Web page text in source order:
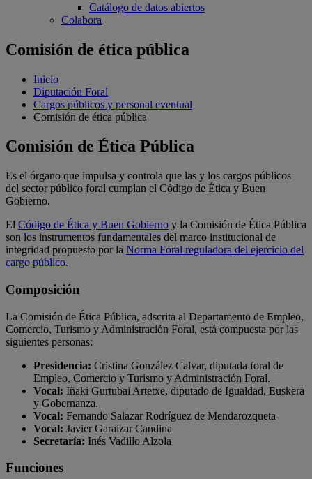
Catálogo de datos abiertos
Colabora
Comisión de ética pública
Inicio
Diputación Foral
Cargos públicos y personal eventual
Comisión de ética pública
Comisión de Ética Pública
Es el órgano que impulsa y controla que las y los cargos públicos
del sector público foral cumplan el Código de Ética y Buen
Gobierno.
El Código de Ética y Buen Gobierno y la Comisión de Ética Pública
son los instrumentos fundamentales del marco institucional de
integridad propuesto por la Norma Foral reguladora del ejercicio del
cargo público.
Composición
La Comisión de Ética Pública, adscrita al Departamento de Empleo,
Comercio, Turismo y Administración Foral, está compuesta por las
siguientes personas:
Presidencia: Cristina González Calvar, diputada foral de
Empleo, Comercio y Turismo y Administración Foral.
Vocal: Iñaki Gurtubai Artetxe, diputado de Igualdad, Euskera
y Gobernanza.
Vocal: Fernando Salazar Rodríguez de Mendarozqueta
Vocal: Javier Garaizar Candina
Secretaría: Inés Vadillo Alzola
Funciones